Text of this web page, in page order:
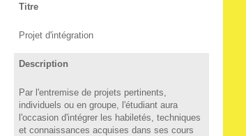
Titre
Projet d'intégration
Description
Par l'entremise de projets pertinents,
individuels ou en groupe, l'étudiant aura
l'occasion d'intégrer les habiletés, techniques
et connaissances acquises dans ses cours